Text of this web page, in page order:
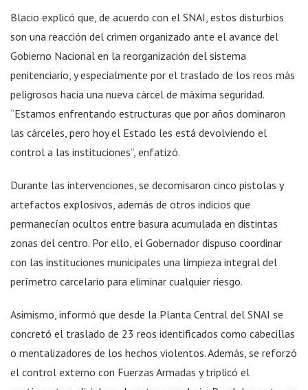
Blacio explicó que, de acuerdo con el SNAI, estos disturbios
son una reacción del crimen organizado ante el avance del
Gobierno Nacional en la reorganización del sistema
penitenciario, y especialmente por el traslado de los reos más
peligrosos hacia una nueva cárcel de máxima seguridad.
“Estamos enfrentando estructuras que por años dominaron
las cárceles, pero hoy el Estado les está devolviendo el
control a las instituciones”, enfatizó.
Durante las intervenciones, se decomisaron cinco pistolas y
artefactos explosivos, además de otros indicios que
permanecían ocultos entre basura acumulada en distintas
zonas del centro. Por ello, el Gobernador dispuso coordinar
con las instituciones municipales una limpieza integral del
perímetro carcelario para eliminar cualquier riesgo.
Asimismo, informó que desde la Planta Central del SNAI se
concretó el traslado de 23 reos identificados como cabecillas
o mentalizadores de los hechos violentos. Además, se reforzó
el control externo con Fuerzas Armadas y triplicó el